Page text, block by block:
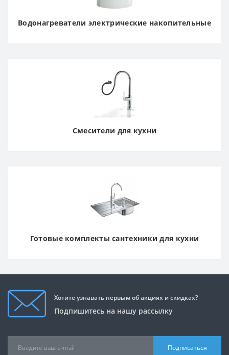
Водонагреватели электрические накопительные
Смесители для кухни
Готовые комплекты сантехники для кухни
Хотите узнавать первым об акциях и скидках?
Подпишитесь на нашу рассылку
Подписаться